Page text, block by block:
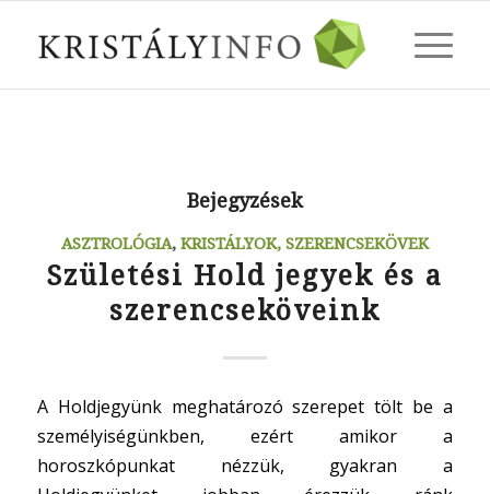
Bejegyzések
ASZTROLÓGIA, KRISTÁLYOK, SZERENCSEKÖVEK
Születési Hold jegyek és a
szerencseköveink
A Holdjegyünk meghatározó szerepet tölt be a
személyiségünkben, ezért amikor a
horoszkópunkat nézzük, gyakran a